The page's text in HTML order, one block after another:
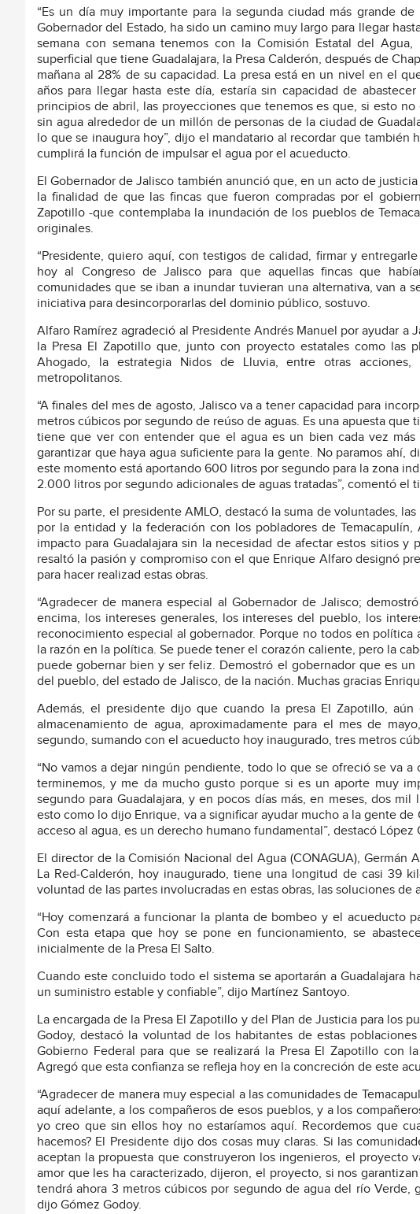
“Es un día muy importante para la segunda ciudad más grande
Gobernador del Estado, ha sido un camino muy largo para llegar
semana con semana tenemos con la Comisión Estatal del
superficial que tiene Guadalajara, la Presa Calderón, después de
mañana al 28% de su capacidad. La presa está en un nivel en el
años para llegar hasta este día, estaría sin capacidad de
principios de abril, las proyecciones que tenemos es que, si esto
sin agua alrededor de un millón de personas de la ciudad de
lo que se inaugura hoy”, dijo el mandatario al recordar que
cumplirá la función de impulsar el agua por el acueducto.
El Gobernador de Jalisco también anunció que, en un acto de
la finalidad de que las fincas que fueron compradas por el
Zapotillo -que contemplaba la inundación de los pueblos de
originales.
“Presidente, quiero aquí, con testigos de calidad, firmar y
hoy al Congreso de Jalisco para que aquellas fincas que
comunidades que se iban a inundar tuvieran una alternativa, van a
iniciativa para desincorporarlas del dominio público, sostuvo.
Alfaro Ramírez agradeció al Presidente Andrés Manuel por ayudar a
la Presa El Zapotillo que, junto con proyecto estatales como las
Ahogado, la estrategia Nidos de Lluvia, entre otras
metropolitanos.
“A finales del mes de agosto, Jalisco va a tener capacidad para
metros cúbicos por segundo de reúso de aguas. Es una apuesta
tiene que ver con entender que el agua es un bien cada vez
garantizar que haya agua suficiente para la gente. No paramos ahí,
este momento está aportando 600 litros por segundo para la zona
2.000 litros por segundo adicionales de aguas tratadas”, comentó el
Por su parte, el presidente AMLO, destacó la suma de voluntades,
por la entidad y la federación con los pobladores de
impacto para Guadalajara sin la necesidad de afectar estos sitios
resaltó la pasión y compromiso con el que Enrique Alfaro designó
para hacer realizad estas obras.
“Agradecer de manera especial al Gobernador de Jalisco;
encima, los intereses generales, los intereses del pueblo, los
reconocimiento especial al gobernador. Porque no todos en
la razón en la política. Se puede tener el corazón caliente, pero la
puede gobernar bien y ser feliz. Demostró el gobernador que es
del pueblo, del estado de Jalisco, de la nación. Muchas gracias
Además, el presidente dijo que cuando la presa El Zapotillo,
almacenamiento de agua, aproximadamente para el mes de
segundo, sumando con el acueducto hoy inaugurado, tres metros
“No vamos a dejar ningún pendiente, todo lo que se ofreció se va
terminemos, y me da mucho gusto porque si es un aporte muy
segundo para Guadalajara, y en pocos días más, en meses, dos
esto como lo dijo Enrique, va a significar ayudar mucho a la gente
acceso al agua, es un derecho humano fundamental”, destacó López
El director de la Comisión Nacional del Agua (CONAGUA),
La Red-Calderón, hoy inaugurado, tiene una longitud de casi 39
voluntad de las partes involucradas en estas obras, las soluciones de
“Hoy comenzará a funcionar la planta de bombeo y el acueducto
Con esta etapa que hoy se pone en funcionamiento, se
inicialmente de la Presa El Salto.
Cuando este concluido todo el sistema se aportarán a Guadalajara
un suministro estable y confiable”, dijo Martínez Santoyo.
La encargada de la Presa El Zapotillo y del Plan de Justicia para los
Godoy, destacó la voluntad de los habitantes de estas
Gobierno Federal para que se realizará la Presa El Zapotillo con
Agregó que esta confianza se refleja hoy en la concreción de este
“Agradecer de manera muy especial a las comunidades de
aquí adelante, a los compañeros de esos pueblos, y a los
yo creo que sin ellos hoy no estaríamos aquí. Recordemos que
hacemos? El Presidente dijo dos cosas muy claras. Si las
aceptan la propuesta que construyeron los ingenieros, el proyecto
amor que les ha caracterizado, dijeron, el proyecto, si nos
tendrá ahora 3 metros cúbicos por segundo de agua del río Verde,
dijo Gómez Godoy.